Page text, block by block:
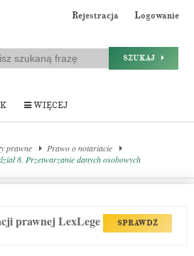
Rejestracja Logowanie
SZUKAJ
WIĘCEJ
prawne
Prawo o notariacie
8. Przetwarzanie danych osobowych
prawnej LexLege SPRAWDŹ